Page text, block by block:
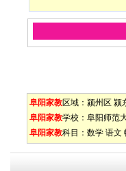
阜阳家教区域： 颍州区 颍
阜阳家教学校： 阜阳师范
阜阳家教科目： 数学 语文